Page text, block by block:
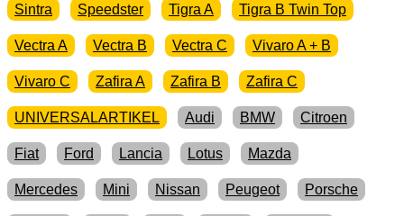
Sintra Speedster Tigra A Tigra B Twin Top
Vectra A Vectra B Vectra C Vivaro A + B
Vivaro C Zafira A Zafira B Zafira C
UNIVERSALARTIKEL Audi BMW Citroen
Fiat Ford Lancia Lotus Mazda
Mercedes Mini Nissan Peugeot Porsche